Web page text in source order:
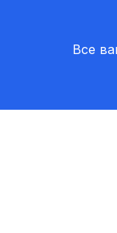
Все